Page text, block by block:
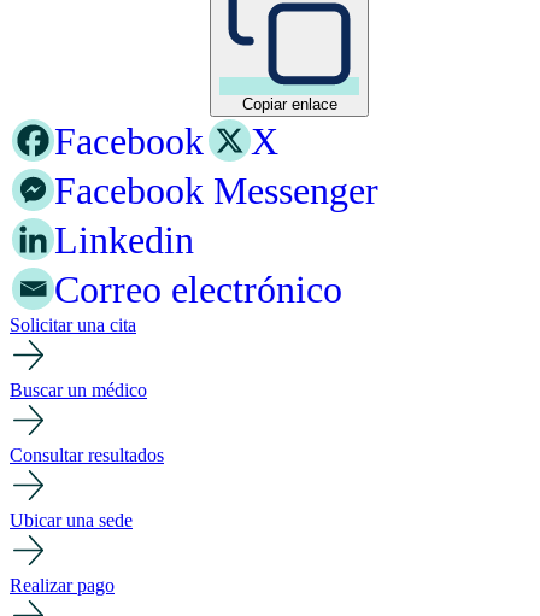
Copiar enlace
Facebook
X
Facebook Messenger
Linkedin
Correo electrónico
Solicitar una cita
Buscar un médico
Consultar resultados
Ubicar una sede
Realizar pago